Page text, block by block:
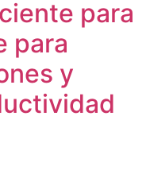
para
para
y